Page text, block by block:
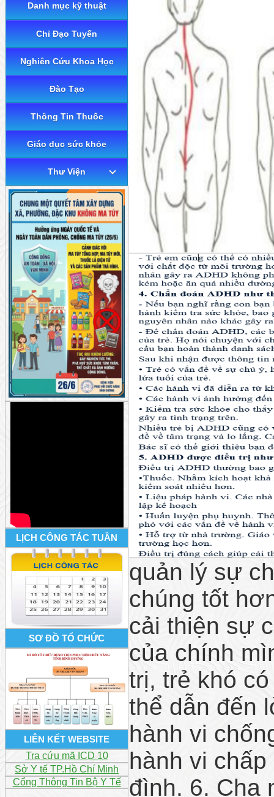
Danh mục kỹ thuật
Chỉ Đạo Tuyến
Nghiên Cứu Khoa Học
Đào Tạo
Thông Tin Thuốc
Giáo dục sức khỏe
Thư Viện
LỊCH CÔNG TÁC TUẦN
SƠ ĐỒ TỔ CHỨC
LIÊN KẾT WEBSITE
Tra cứu mã ICD 10
Sở Y tế TP.Hồ Chí Minh
Cổng Thông Tin Bộ Y Tế
quản lý sự
chúng tốt
cải thiện sự
của chính
trị, trẻ khó
thể dẫn đến
hành vi
hành vi
đình. 6. Cha